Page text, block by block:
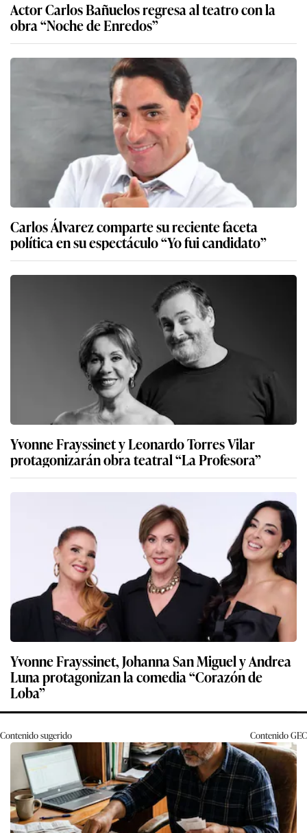
Actor Carlos Bañuelos regresa al teatro con la
obra “Noche de Enredos”
Carlos Álvarez comparte su reciente faceta
política en su espectáculo “Yo fui candidato”
Yvonne Frayssinet y Leonardo Torres Vilar
protagonizarán obra teatral “La Profesora”
Yvonne Frayssinet, Johanna San Miguel y Andrea
Luna protagonizan la comedia “Corazón de
Loba”
Contenido sugerido ContenidoGEC